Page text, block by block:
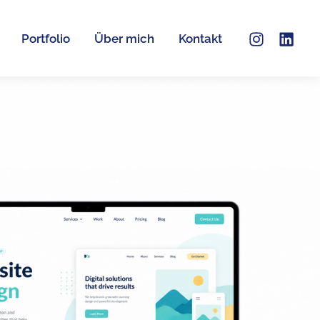
Portfolio Über mich Kontakt
Konzeption über den Launch bis zum